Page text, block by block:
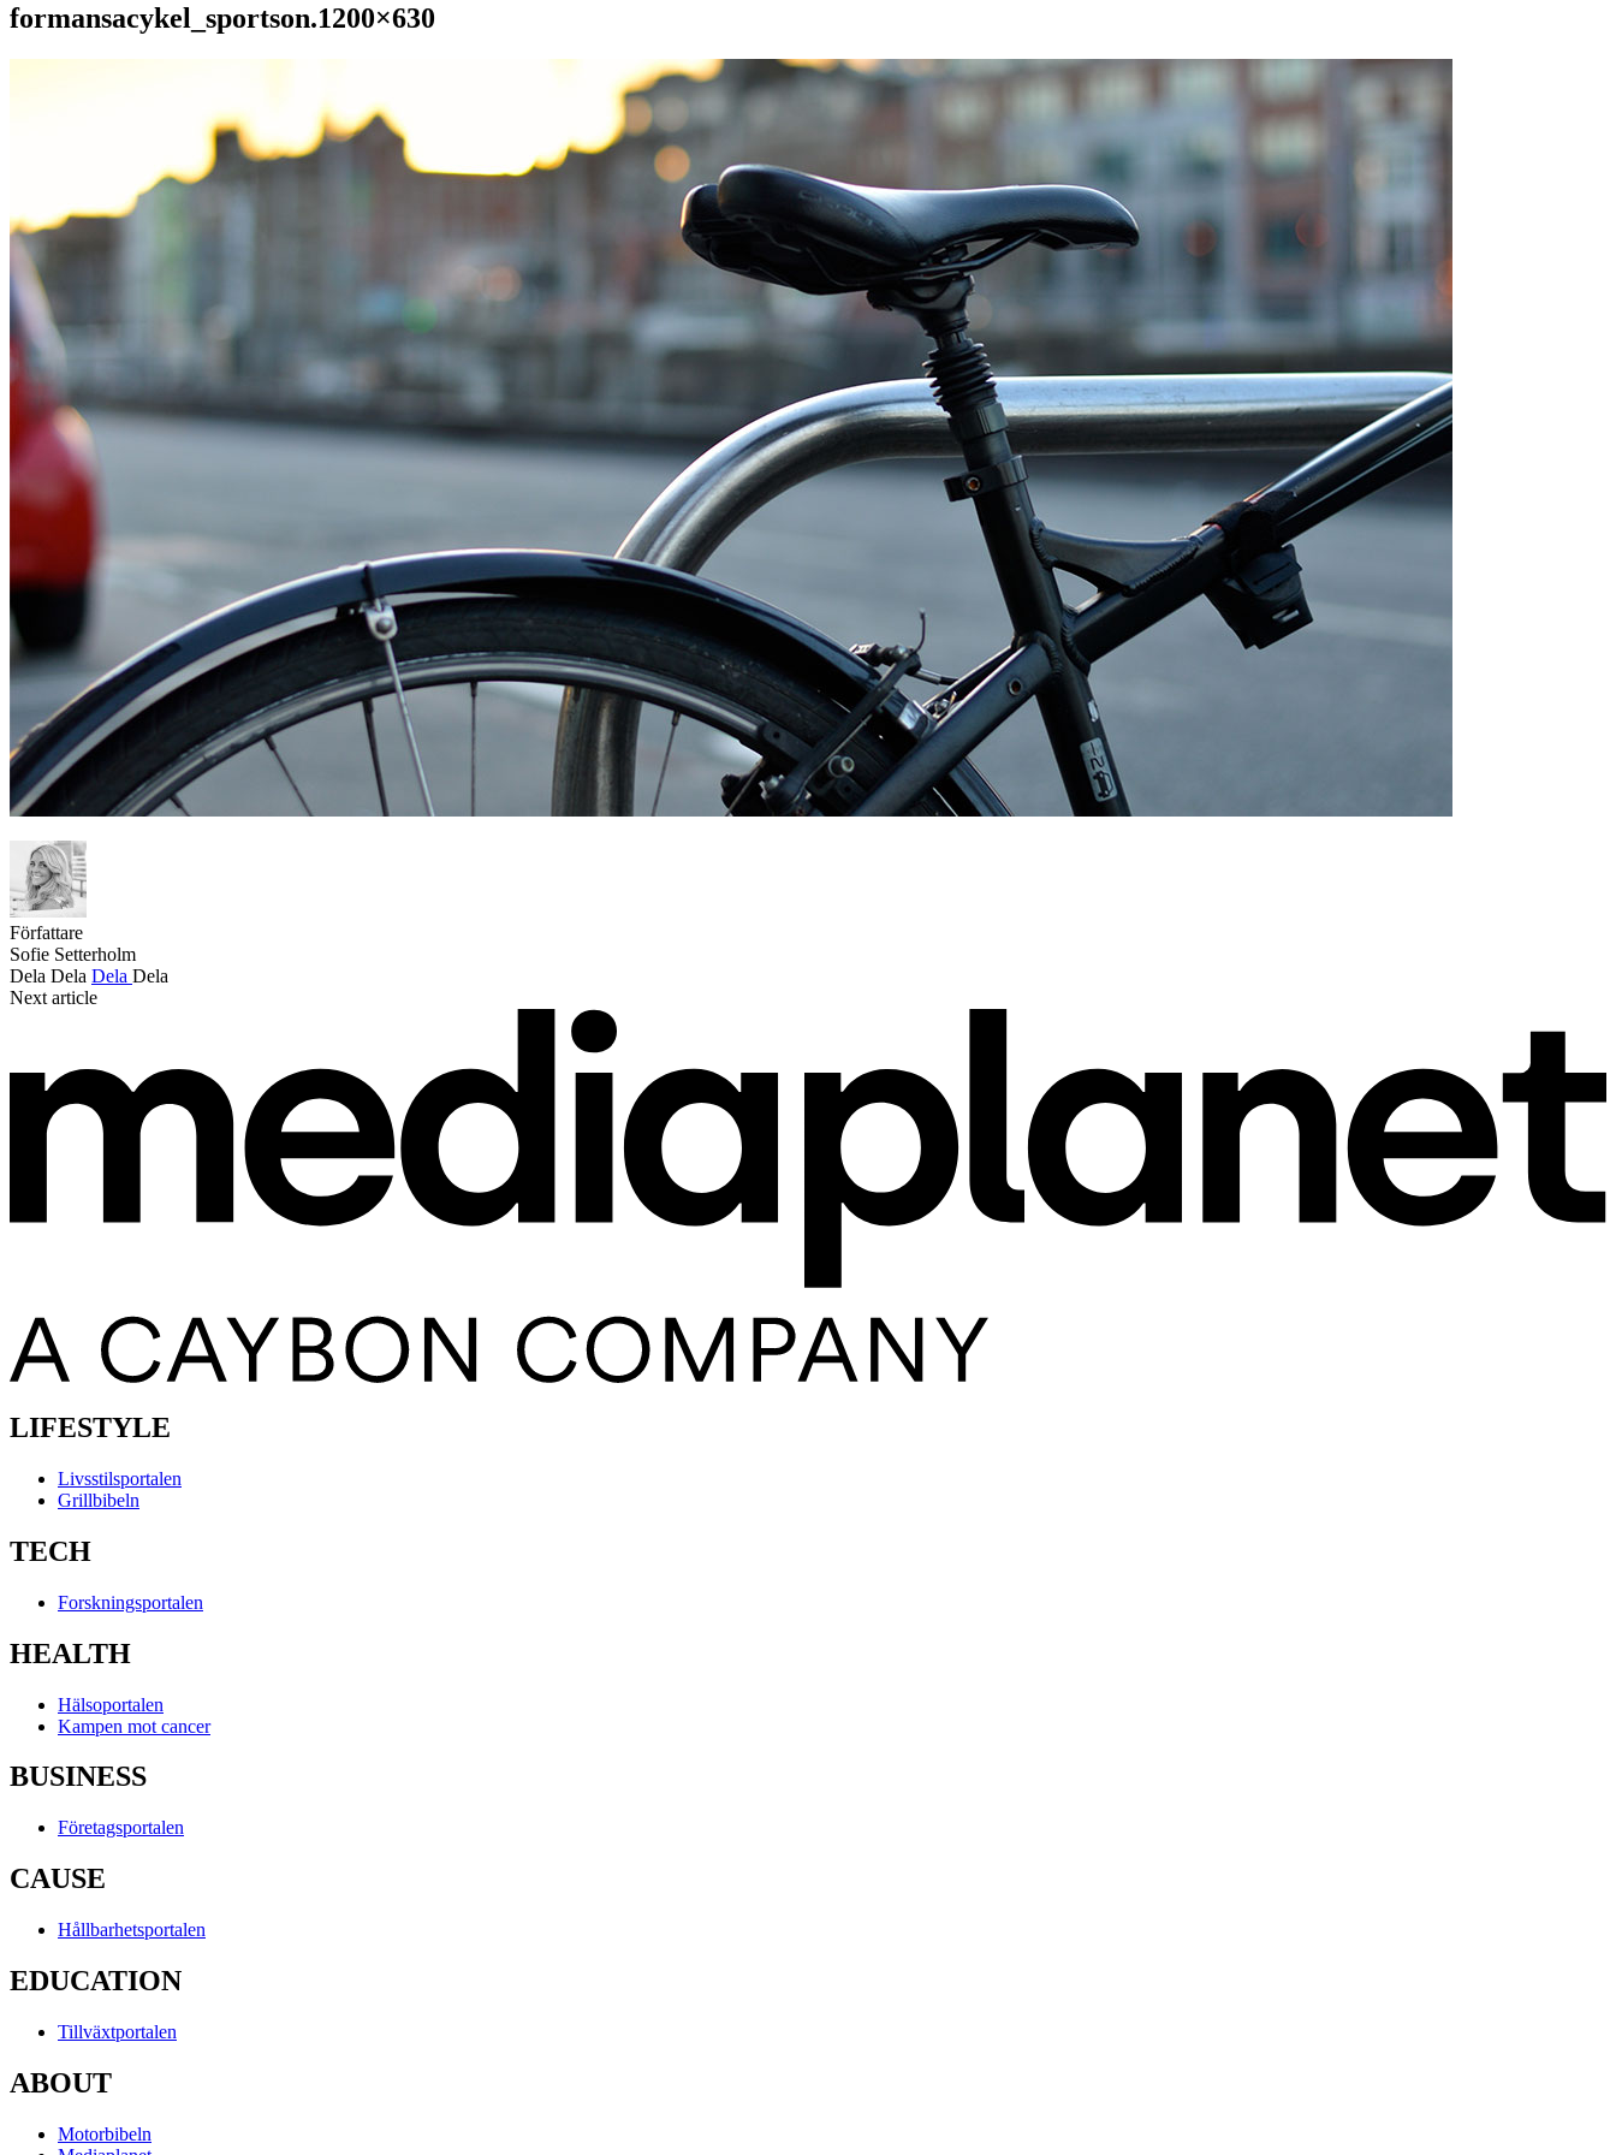
formansacykel_sportson.1200×630
Författare
Sofie Setterholm
Dela Dela Dela Dela
Next article
LIFESTYLE
Livsstilsportalen
Grillbibeln
TECH
Forskningsportalen
HEALTH
Hälsoportalen
Kampen mot cancer
BUSINESS
Företagsportalen
CAUSE
Hållbarhetsportalen
EDUCATION
Tillväxtportalen
ABOUT
Motorbibeln